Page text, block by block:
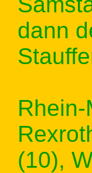
dann
(10),